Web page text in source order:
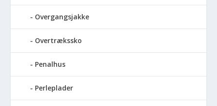
Overgangsjakke
Overtrækssko
Penalhus
Perleplader